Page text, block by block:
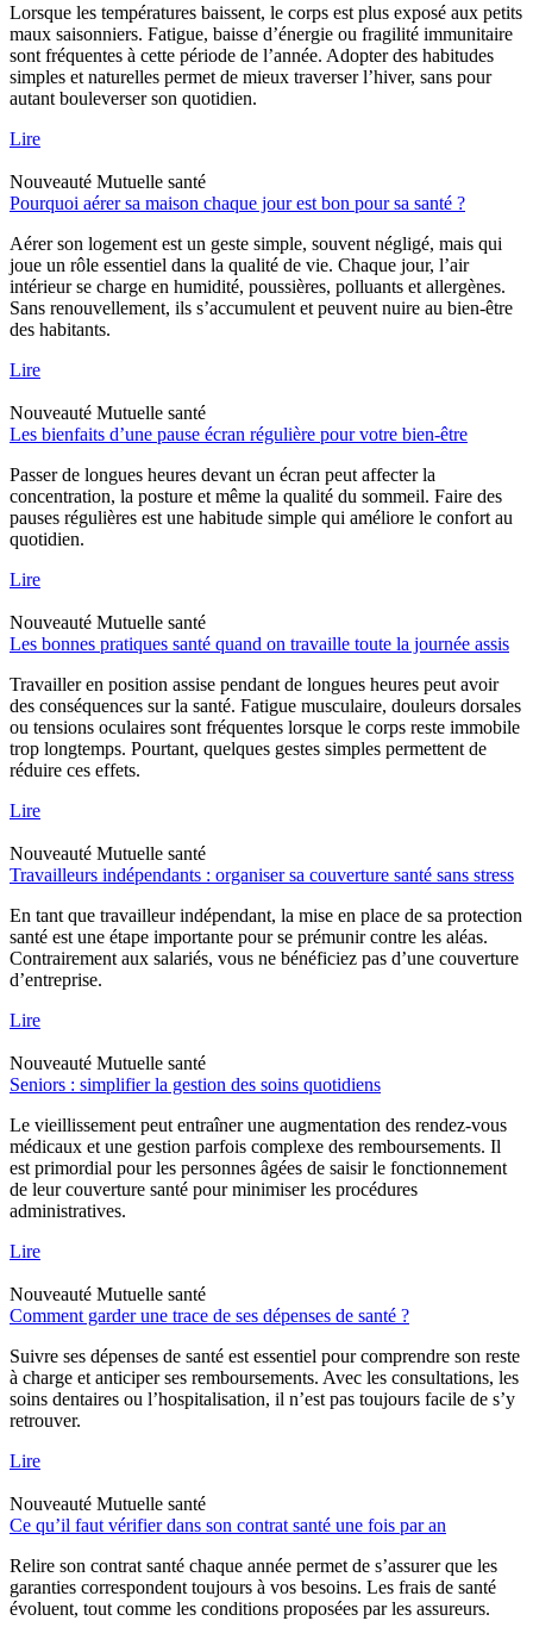
Lorsque les températures baissent, le corps est plus exposé aux petits
maux saisonniers. Fatigue, baisse d’énergie ou fragilité immunitaire
sont fréquentes à cette période de l’année. Adopter des habitudes
simples et naturelles permet de mieux traverser l’hiver, sans pour
autant bouleverser son quotidien.
Lire
Nouveauté Mutuelle santé
Pourquoi aérer sa maison chaque jour est bon pour sa santé ?
Aérer son logement est un geste simple, souvent négligé, mais qui
joue un rôle essentiel dans la qualité de vie. Chaque jour, l’air
intérieur se charge en humidité, poussières, polluants et allergènes.
Sans renouvellement, ils s’accumulent et peuvent nuire au bien-être
des habitants.
Lire
Nouveauté Mutuelle santé
Les bienfaits d’une pause écran régulière pour votre bien-être
Passer de longues heures devant un écran peut affecter la
concentration, la posture et même la qualité du sommeil. Faire des
pauses régulières est une habitude simple qui améliore le confort au
quotidien.
Lire
Nouveauté Mutuelle santé
Les bonnes pratiques santé quand on travaille toute la journée assis
Travailler en position assise pendant de longues heures peut avoir
des conséquences sur la santé. Fatigue musculaire, douleurs dorsales
ou tensions oculaires sont fréquentes lorsque le corps reste immobile
trop longtemps. Pourtant, quelques gestes simples permettent de
réduire ces effets.
Lire
Nouveauté Mutuelle santé
Travailleurs indépendants : organiser sa couverture santé sans stress
En tant que travailleur indépendant, la mise en place de sa protection
santé est une étape importante pour se prémunir contre les aléas.
Contrairement aux salariés, vous ne bénéficiez pas d’une couverture
d’entreprise.
Lire
Nouveauté Mutuelle santé
Seniors : simplifier la gestion des soins quotidiens
Le vieillissement peut entraîner une augmentation des rendez-vous
médicaux et une gestion parfois complexe des remboursements. Il
est primordial pour les personnes âgées de saisir le fonctionnement
de leur couverture santé pour minimiser les procédures
administratives.
Lire
Nouveauté Mutuelle santé
Comment garder une trace de ses dépenses de santé ?
Suivre ses dépenses de santé est essentiel pour comprendre son reste
à charge et anticiper ses remboursements. Avec les consultations, les
soins dentaires ou l’hospitalisation, il n’est pas toujours facile de s’y
retrouver.
Lire
Nouveauté Mutuelle santé
Ce qu’il faut vérifier dans son contrat santé une fois par an
Relire son contrat santé chaque année permet de s’assurer que les
garanties correspondent toujours à vos besoins. Les frais de santé
évoluent, tout comme les conditions proposées par les assureurs.